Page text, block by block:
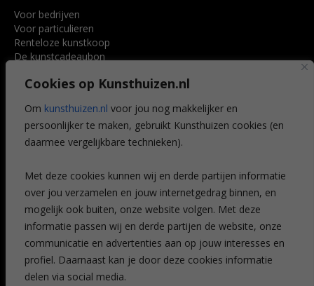
Cookies op Kunsthuizen.nl
Om kunsthuizen.nl voor jou nog makkelijker en
persoonlijker te maken, gebruikt Kunsthuizen cookies (en
daarmee vergelijkbare technieken).
Met deze cookies kunnen wij en derde partijen informatie
over jou verzamelen en jouw internetgedrag binnen, en
mogelijk ook buiten, onze website volgen. Met deze
informatie passen wij en derde partijen de website, onze
communicatie en advertenties aan op jouw interesses en
profiel. Daarnaast kan je door deze cookies informatie
delen via social media.
Voor bedrijven
Voor particulieren
Renteloze kunstkoop
De kunstcadeaubon
Voordelen
Veelgestelde vragen
CONTACT
Leiden
Amsterdam
Breda
Favorieten
Mijn art alert
NIEUWSBRIEF